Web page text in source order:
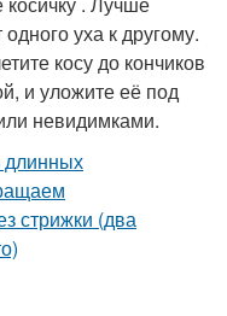
уха к другому.
косу до кончиков
и уложите её под
невидимками.